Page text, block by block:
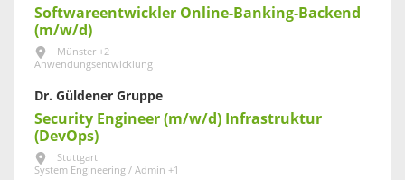
Softwareentwickler Online-Banking-Backend
(m/w/d)
Münster +2
Anwendungsentwicklung
Dr. Güldener Gruppe
Security Engineer (m/w/d) Infrastruktur
(DevOps)
Stuttgart
System Engineering / Admin +1